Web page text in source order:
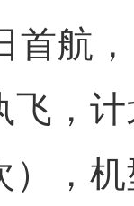
首航
飞，
），